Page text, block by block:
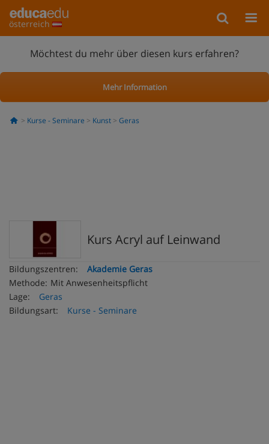
österreich
Möchtest du mehr über diesen kurs erfahren?
Mehr Information
Kurse - Seminare Kunst Geras
Kurs Acryl auf Leinwand
Bildungszentren:
Akademie Geras
Methode: Mit Anwesenheitspflicht
Lage:
Geras
Bildungsart:
Kurse - Seminare